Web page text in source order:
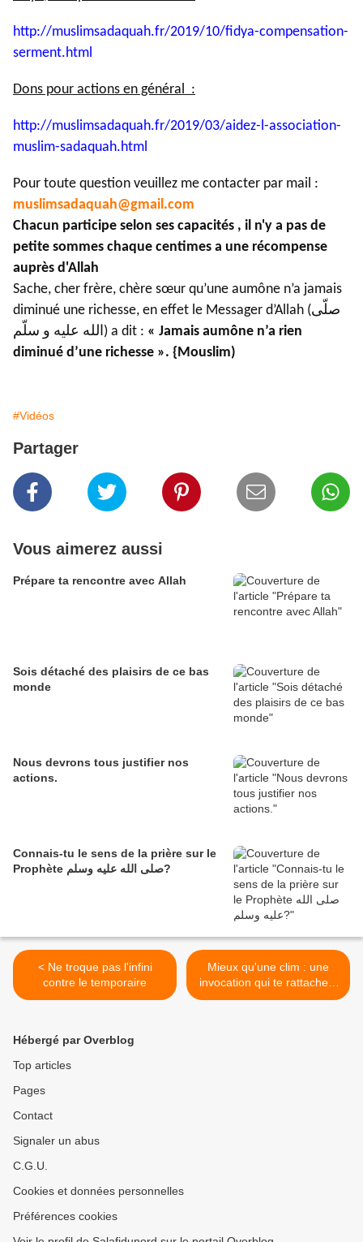
http://muslimsadaquah.fr/2019/10/fidya-compensation-
serment.html
Dons pour actions en général :
http://muslimsadaquah.fr/2019/03/aidez-l-association-
muslim-sadaquah.html
Pour toute question veuillez me contacter par mail :
muslimsadaquah@gmail.com
Chacun participe selon ses capacités , il n'y a pas de
petite sommes chaque centimes a une récompense
auprès d'Allah
Sache, cher frère, chère sœur qu’une aumône n’a jamais
diminué une richesse, en effet le Messager d’Allah (صلّى
الله عليه و سلّم) a dit : « Jamais aumône n’a rien
diminué d’une richesse ». {Mouslim)
#Vidéos
Partager
Vous aimerez aussi
Prépare ta rencontre avec Allah
Sois détaché des plaisirs de ce bas
monde
Nous devrons tous justifier nos
actions.
Connais-tu le sens de la prière sur le
Prophète صلى الله عليه وسلم?
< Ne troque pas l'infini
contre le temporaire
Mieux qu'une clim : une
invocation qui te rattache à
Allāh >
Hébergé par Overblog
Top articles
Pages
Contact
Signaler un abus
C.G.U.
Cookies et données personnelles
Préférences cookies